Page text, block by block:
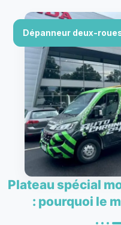
Dépanneur deux-
Plateau spécial
: pourquoi le